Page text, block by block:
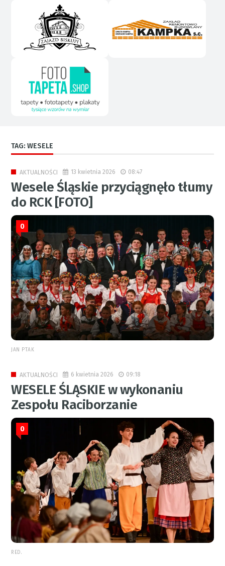
TAG: WESELE
AKTUALNOŚCI 13 kwietnia 2026 08:47
Wesele Śląskie przyciągnęło tłumy
do RCK [FOTO]
0
JAN PTAK
AKTUALNOŚCI 6 kwietnia 2026 09:18
WESELE ŚLĄSKIE w wykonaniu
Zespołu Raciborzanie
0
RED.